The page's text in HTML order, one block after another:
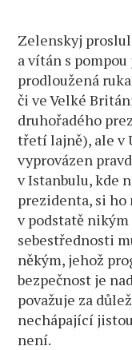
Zelenskyj
a vítán s
prodloužená
či ve Velké
druhořadého
třetí lajně), ale v
vyprovázen
v Istanbulu, kde
prezidenta, si
v podstatě
sebestřednosti
někým, jehož
bezpečnost je
považuje za
nechápající
není.